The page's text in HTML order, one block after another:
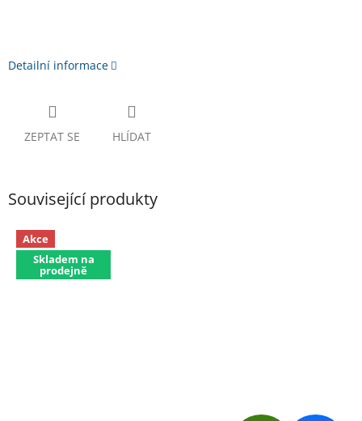
Detailní informace
ZEPTAT SE HLÍDAT
Související produkty
Akce
Skladem na
prodejně